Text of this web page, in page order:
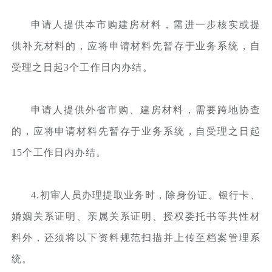
申请人提供本市购建房材料，需进一步核实或提
供补充材料的，应将申请材料先暂存于业务系统，自
受理之日起3个工作日内办结。
申请人提供外省市购、建房材料，需要跨地协查
的，应将申请材料先暂存于业务系统，自受理之日起
15个工作日内办结。
4.初审人员办理提取业务时，除身份证、银行卡、
婚姻关系证明、亲属关系证明、授权委托书等共性材
料外，还须将以下资料规范扫描并上传至档案管理系
统。